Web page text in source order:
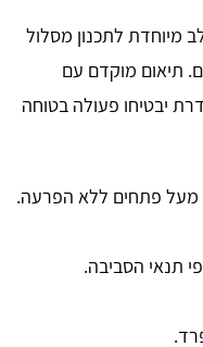
מיוחדת לתכנון מסלול
תיאום מוקדם עם
יבטיחו פעולה בטוחה
מעל פתחים ללא הפרעה.